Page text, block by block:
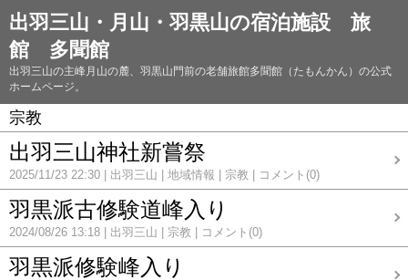
出羽三山・月山・羽黒山の宿泊施設 旅
館 多聞館
出羽三山の主峰月山の麓、羽黒山門前の老舗旅館多聞館（たもんかん）の公式
ホームページ。
宗教
出羽三山神社新嘗祭
2025/11/23 22:30 出羽三山 地域情報 宗教 コメント(0)
羽黒派古修験道峰入り
2024/08/26 13:18 出羽三山 宗教 コメント(0)
羽黒派修験峰入り